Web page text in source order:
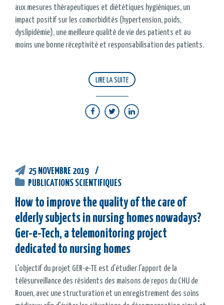
aux mesures thérapeutiques et diététiques hygiéniques, un
impact positif sur les comorbidités (hypertension, poids,
dyslipidémie), une meilleure qualité de vie des patients et au
moins une bonne réceptivité et responsabilisation des patients.
LIRE LA SUITE
25 NOVEMBRE 2019
PUBLICATIONS SCIENTIFIQUES
How to improve the quality of the care of
elderly subjects in nursing homes nowadays?
Ger-e-Tech, a telemonitoring project
dedicated to nursing homes
L'objectif du projet GER-e-TE est d'étudier l'apport de la
télésurveillance des résidents des maisons de repos du CHU de
Rouen, avec une structuration et un enregistrement des soins